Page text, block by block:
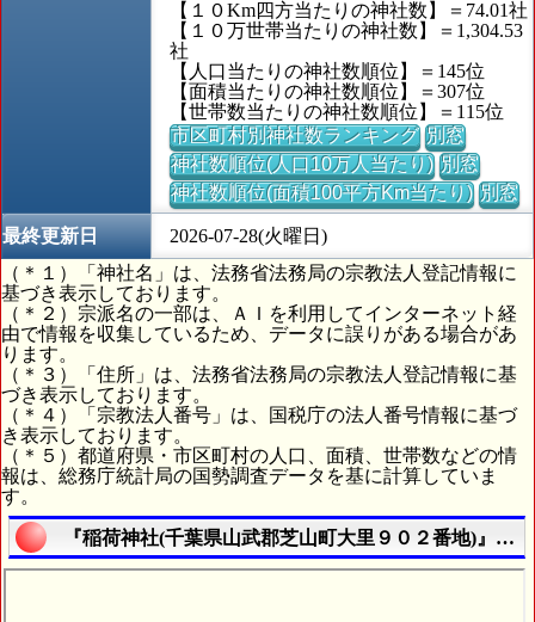
【１０Km四方当たりの神社数】＝74.01社
【１０万世帯当たりの神社数】＝1,304.53
社
【人口当たりの神社数順位】＝145位
【面積当たりの神社数順位】＝307位
【世帯数当たりの神社数順位】＝115位
市区町村別神社数ランキング 別窓
神社数順位(人口10万人当たり) 別窓
神社数順位(面積100平方Km当たり) 別窓
最終更新日
2026-07-28(火曜日)
（＊１）「神社名」は、法務省法務局の宗教法人登記情報に
基づき表示しております。
（＊２）宗派名の一部は、ＡＩを利用してインターネット経
由で情報を収集しているため、データに誤りがある場合があ
ります。
（＊３）「住所」は、法務省法務局の宗教法人登記情報に基
づき表示しております。
（＊４）「宗教法人番号」は、国税庁の法人番号情報に基づ
き表示しております。
（＊５）都道府県・市区町村の人口、面積、世帯数などの情
報は、総務庁統計局の国勢調査データを基に計算していま
す。
『稲荷神社(千葉県山武郡芝山町大里９０２番地)』の